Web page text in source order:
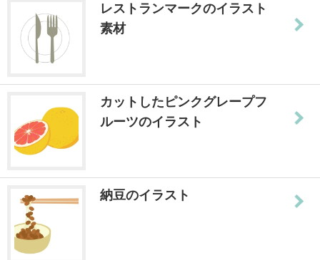
レストランマークのイラスト
素材
カットしたピンクグレープフ
ルーツのイラスト
納豆のイラスト